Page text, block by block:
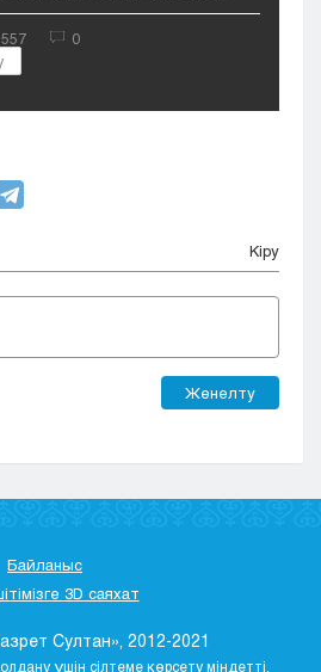
0
Кіру
Жөнелту
Байланыс
3D саяхат
Султан», 2012-2021
үшін сілтеме көрсету міндетті.